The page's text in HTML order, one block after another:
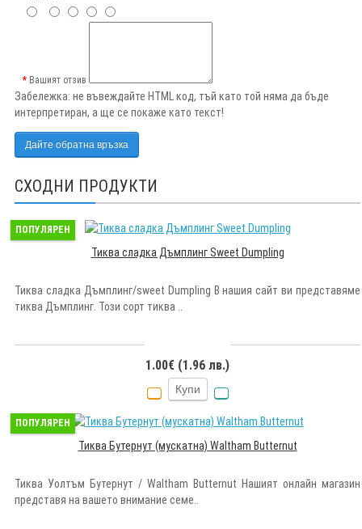
Вашият отзив
Забележка: не въвеждайте HTML код, тъй като той няма да бъде
интерпретиран, а ще се покаже като текст!
Дайте обратна връзка
СХОДНИ ПРОДУКТИ
ПОПУЛЯРЕН
Тиква сладка Дъмплинг Sweet Dumpling
Тиква сладка Дъмплинг/sweet Dumpling В нашия сайт ви представяме
тиква Дъмплинг. Този сорт тиква ..
1.00€ (1.96 лв.)
Купи
ПОПУЛЯРЕН
Тиква Бутернут (мускатна) Waltham Butternut
Тиква Уолтъм Бутернут / Waltham Butternut Нашият онлайн магазин
представя на вашето внимание семе..